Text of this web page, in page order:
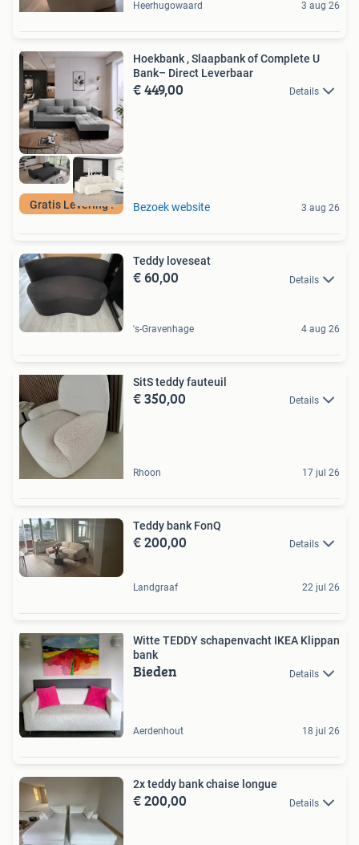
Heerhugowaard 3 aug 26
Gratis Levering !
Hoekbank , Slaapbank of Complete U
Bank– Direct Leverbaar
€ 449,00 Details
Bezoek website 3 aug 26
Teddy loveseat
€ 60,00 Details
's-Gravenhage 4 aug 26
SitS teddy fauteuil
€ 350,00 Details
Rhoon 17 jul 26
Teddy bank FonQ
€ 200,00 Details
Landgraaf 22 jul 26
Witte TEDDY schapenvacht IKEA Klippan
bank
Bieden Details
Aerdenhout 18 jul 26
2x teddy bank chaise longue
€ 200,00 Details